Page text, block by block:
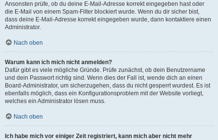
Ansonsten prüfe, ob du deine E-Mail-Adresse korrekt eingegeben hast oder
die E-Mail von einem Spam-Filter blockiert wurde. Wenn du dir sicher bist,
dass deine E-Mail-Adresse korrekt eingegeben wurde, dann kontaktiere einen
Administrator.
Nach oben
Warum kann ich mich nicht anmelden?
Dafür gibt es viele mögliche Gründe. Prüfe zunächst, ob dein Benutzername
und dein Passwort richtig sind. Wenn dies der Fall ist, wende dich an einen
Board-Administrator, um sicherzugehen, dass du nicht gesperrt wurdest. Es ist
ebenfalls möglich, dass ein Konfigurationsproblem mit der Website vorliegt,
welches ein Administrator lösen muss.
Nach oben
Ich habe mich vor einiger Zeit registriert, kann mich aber nicht mehr